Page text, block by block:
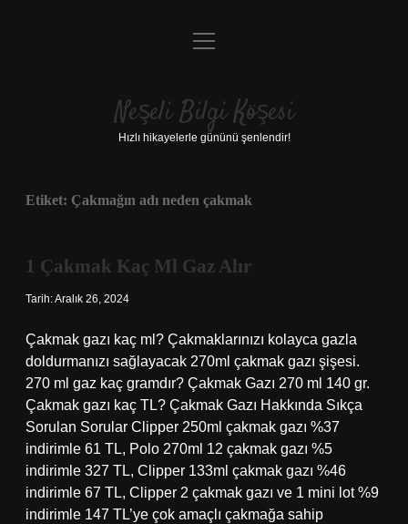
Anasayfa
Yasal Uyarı
menüyü
Neşeli Bilgi Köşesi
Hızlı hikayelerle gününü şenlendir!
Etiket: Çakmağın adı neden çakmak
1 Çakmak Kaç Ml Gaz Alır
Tarih: Aralık 26, 2024
Çakmak gazı kaç ml? Çakmaklarınızı kolayca gazla
doldurmanızı sağlayacak 270ml çakmak gazı şişesi.
270 ml gaz kaç gramdır? Çakmak Gazı 270 ml 140 gr.
Çakmak gazı kaç TL? Çakmak Gazı Hakkında Sıkça
Sorulan Sorular Clipper 250ml çakmak gazı %37
indirimle 61 TL, Polo 270ml 12 çakmak gazı %5
indirimle 327 TL, Clipper 133ml çakmak gazı %46
indirimle 67 TL, Clipper 2 çakmak gazı ve 1 mini lot %9
indirimle 147 TL’ye çok amaçlı çakmağa sahip